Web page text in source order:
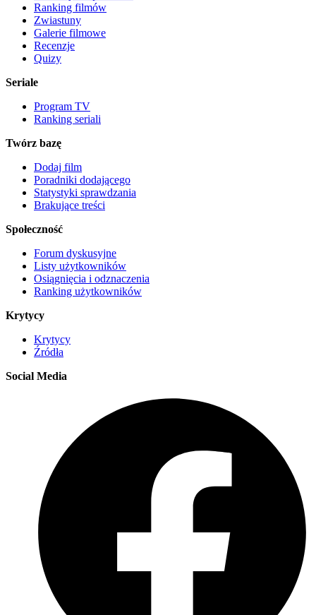
Ranking filmów
Zwiastuny
Galerie filmowe
Recenzje
Quizy
Seriale
Program TV
Ranking seriali
Twórz bazę
Dodaj film
Poradniki dodającego
Statystyki sprawdzania
Brakujące treści
Społeczność
Forum dyskusyjne
Listy użytkowników
Osiągnięcia i odznaczenia
Ranking użytkowników
Krytycy
Krytycy
Źródła
Social Media